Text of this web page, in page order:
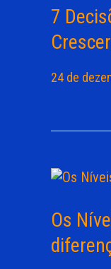
7
Crescer
24 de
Os